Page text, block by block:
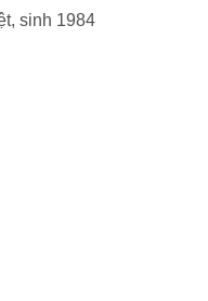
sinh 1984